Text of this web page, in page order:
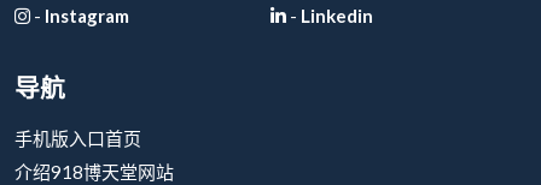
- Instagram - Linkedin
导航
手机版入口首页
介绍918博天堂网站